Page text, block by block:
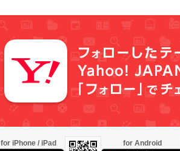
for iPhone / iPad for Android